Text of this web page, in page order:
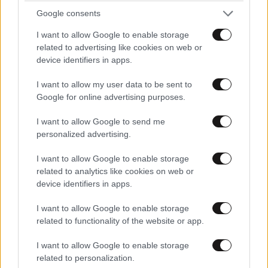
Google consents
I want to allow Google to enable storage
related to advertising like cookies on web or
device identifiers in apps.
I want to allow my user data to be sent to
Google for online advertising purposes.
I want to allow Google to send me
personalized advertising.
I want to allow Google to enable storage
related to analytics like cookies on web or
device identifiers in apps.
I want to allow Google to enable storage
related to functionality of the website or app.
I want to allow Google to enable storage
related to personalization.
φτιάξω κανα αβγό". Ε, φτιάχτε αυγά τώρα μάγκες!
Απαντήστε
ελλαδιστάν
16:57
Απαντήστε
Σε όλη την Ευρώπη τα ίδια μέτρα παίρνουν.
Απαντήστε